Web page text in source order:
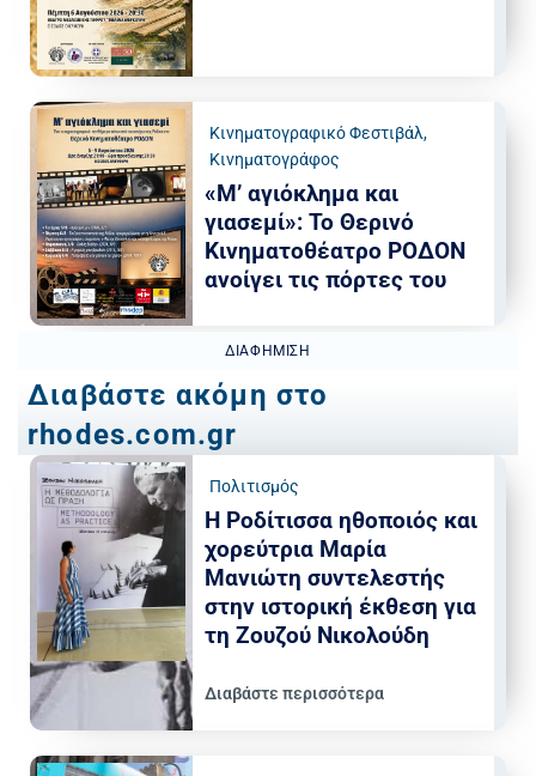
Κινηματογραφικό Φεστιβάλ,
Κινηματογράφος
«Μ’ αγιόκλημα και
γιασεμί»: Το Θερινό
Κινηματοθέατρο ΡΟΔΟΝ
ανοίγει τις πόρτες του
ΔΙΑΦΉΜΙΣΗ
Διαβάστε ακόμη στο
rhodes.com.gr
Πολιτισμός
Η Ροδίτισσα ηθοποιός και
χορεύτρια Μαρία
Μανιώτη συντελεστής
στην ιστορική έκθεση για
τη Ζουζού Νικολούδη
Διαβάστε περισσότερα